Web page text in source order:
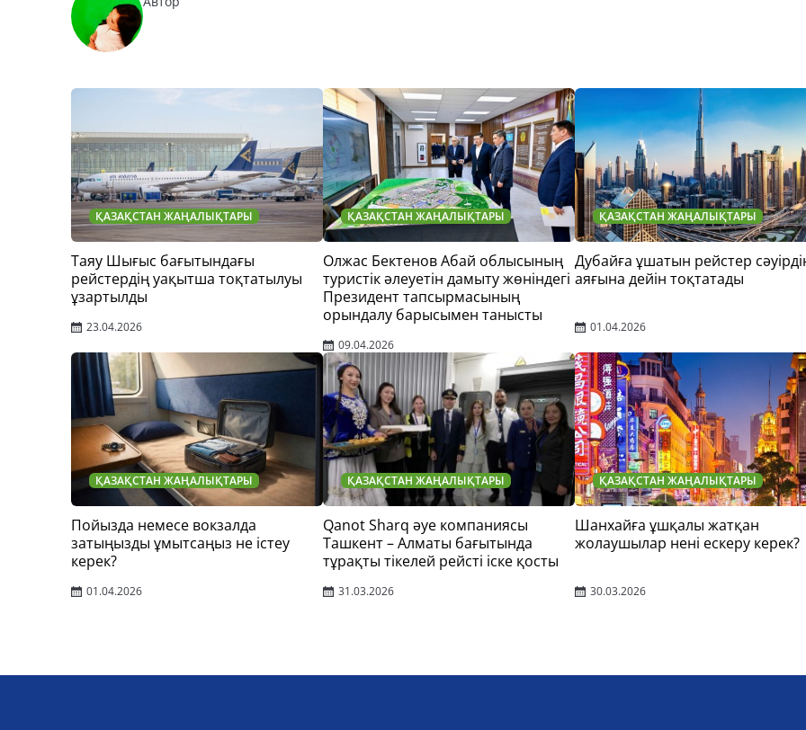
ҚАЗАҚСТАН ЖАҢАЛЫҚТАРЫ
Таяу Шығыс бағытындағы
рейстердің уақытша тоқтатылуы
ұзартылды
23.04.2026
ҚАЗАҚСТАН ЖАҢАЛЫҚТАРЫ
Олжас Бектенов Абай облысының
туристік әлеуетін дамыту жөніндегі
Президент тапсырмасының
орындалу барысымен танысты
09.04.2026
ҚАЗАҚСТАН ЖАҢАЛЫҚТАРЫ
Дубайға ұшатын рейстер
аяғына дейін тоқтатады
01.04.2026
ҚАЗАҚСТАН ЖАҢАЛЫҚТАРЫ
Пойызда немесе вокзалда
затыңызды ұмытсаңыз не істеу
керек?
01.04.2026
ҚАЗАҚСТАН ЖАҢАЛЫҚТАРЫ
Qanot Sharq әуе компаниясы
Ташкент – Алматы бағытында
тұрақты тікелей рейсті іске қосты
31.03.2026
ҚАЗАҚСТАН ЖАҢАЛЫҚТАРЫ
Шанхайға ұшқалы жатқан
жолаушылар нені ескеру керек?
30.03.2026